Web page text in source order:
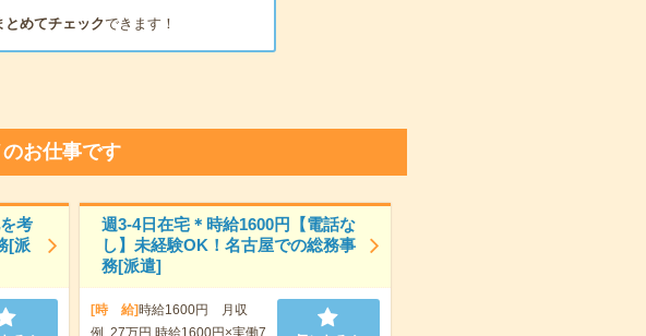
とめてチェックできます！
お仕事です
考
[派
週3-4日在宅＊時給1600円【電話な
し】未経験OK！名古屋での総務事
務[派遣]
[時 給]時給1600円 月収
例 27万円 時給1600円×実働7